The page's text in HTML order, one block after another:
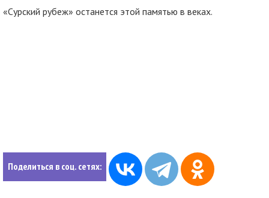
«Сурский рубеж» останется этой памятью в веках.
Поделиться в соц. сетях: